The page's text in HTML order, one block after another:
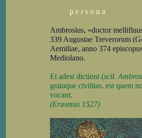
p e r s o n a
Ambrosius, «doctor
339 Augustae Treverorum
Aemiliae, anno 374
Mediolano.
Et adest dictioni (scil.
grataque civilitas. est quem
vocant.
(Erasmus 1527)